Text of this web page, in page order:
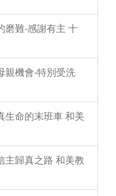
磨難-感謝有主 十
親機會-特別受洗
生命的末班車 和美
主歸真之路 和美教